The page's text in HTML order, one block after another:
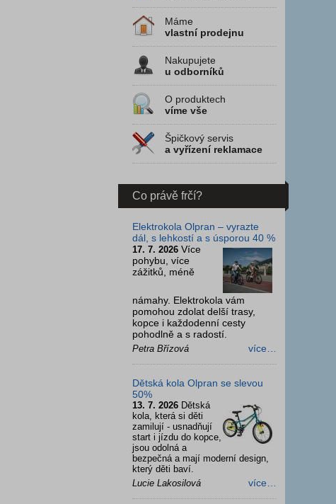
Máme
vlastní prodejnu
Nakupujete
u odborníků
O produktech
víme vše
Špičkový servis
a vyřízení reklamace
Co právě frčí?
Elektrokola Olpran – vyrazte
dál, s lehkostí a s úsporou 40 %
17. 7. 2026 Více
pohybu, více
zážitků, méně
námahy. Elektrokola vám
pomohou zdolat delší trasy,
kopce i každodenní cesty
pohodlně a s radostí.
Petra Břízová více…
Dětská kola Olpran se slevou
50%
13. 7. 2026 Dětská
kola, která si děti
zamilují - usnadňují
start i jízdu do kopce,
jsou odolná a
bezpečná a mají moderní design,
který děti baví.
Lucie Lakosilová
více…